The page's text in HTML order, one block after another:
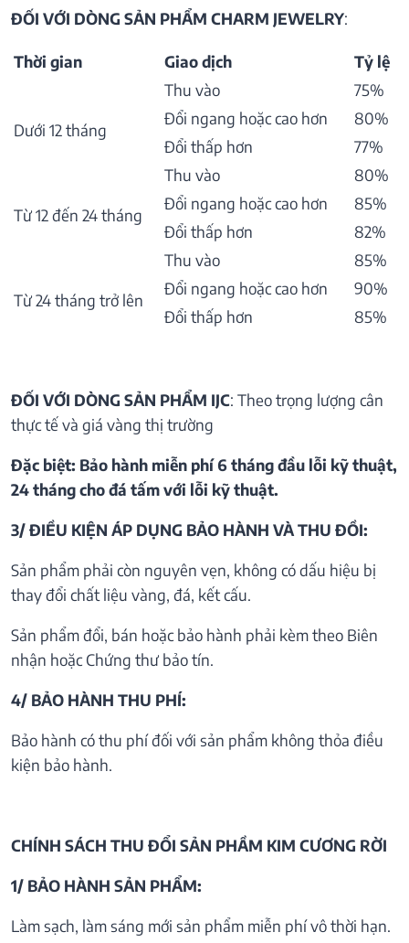
ĐỐI VỚI DÒNG SẢN PHẨM CHARM JEWELRY:
Thời gian Giao dịch Tỷ lệ
Dưới 12 tháng
Thu vào
75%
Đổi ngang hoặc cao hơn
80%
Đổi thấp hơn
77%
Từ 12 đến 24 tháng
Thu vào
80%
Đổi ngang hoặc cao hơn
85%
Đổi thấp hơn
82%
Từ 24 tháng trở lên
Thu vào
85%
Đổi ngang hoặc cao hơn
90%
Đổi thấp hơn
85%
ĐỐI VỚI DÒNG SẢN PHẨM IJC: Theo trọng lượng cân
thực tế và giá vàng thị trường
Đặc biệt: Bảo hành miễn phí 6 tháng đầu lỗi kỹ thuật,
24 tháng cho đá tấm với lỗi kỹ thuật.
3/ ĐIỀU KIỆN ÁP DỤNG BẢO HÀNH VÀ THU ĐỒI:
Sản phẩm phải còn nguyên vẹn, không có dấu hiệu bị
thay đổi chất liệu vàng, đá, kết cấu.
Sản phẩm đổi, bán hoặc bảo hành phải kèm theo Biên
nhận hoặc Chứng thư bảo tín.
4/ BẢO HÀNH THU PHÍ:
Bảo hành có thu phí đối với sản phẩm không thỏa điều
kiện bảo hành.
CHÍNH SÁCH THU ĐỔI SẢN PHẦM KIM CƯƠNG RỜI
1/ BẢO HÀNH SẢN PHẨM:
Làm sạch, làm sáng mới sản phẩm miễn phí vô thời hạn.